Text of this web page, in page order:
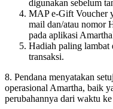
digunakan sebelum
MAP e-Gift Voucher
mail dan/atau nomor
pada aplikasi
Hadiah paling lambat
transaksi.
8. Pendana menyatakan
operasional Amartha, baik
perubahannya dari waktu